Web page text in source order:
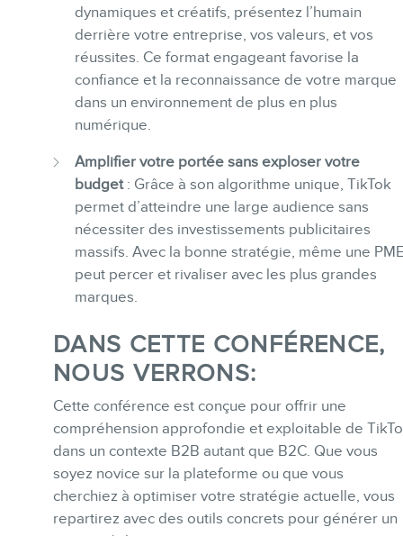
dynamiques et créatifs, présentez l’humain
derrière votre entreprise, vos valeurs, et vos
réussites. Ce format engageant favorise la
confiance et la reconnaissance de votre marque
dans un environnement de plus en plus
numérique.
Amplifier votre portée sans exploser votre
budget: Grâce à son algorithme unique, TikTok
permet d’atteindre une large audience sans
nécessiter des investissements publicitaires
massifs. Avec la bonne stratégie, même une
peut percer et rivaliser avec les plus grandes
marques.
DANS CETTE CONFÉRENCE,
NOUS VERRONS:
Cette conférence est conçue pour offrir une
compréhension approfondie et exploitable de
dans un contexte B2B autant que B2C. Que vous
soyez novice sur la plateforme ou que vous
cherchiez à optimiser votre stratégie actuelle, vous
repartirez avec des outils concrets pour générer un